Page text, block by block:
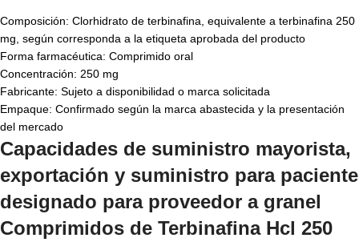
Composición: Clorhidrato de terbinafina, equivalente a terbinafina 250
mg, según corresponda a la etiqueta aprobada del producto
Forma farmacéutica: Comprimido oral
Concentración: 250 mg
Fabricante: Sujeto a disponibilidad o marca solicitada
Empaque: Confirmado según la marca abastecida y la presentación
del mercado
Capacidades de suministro mayorista,
exportación y suministro para paciente
designado para proveedor a granel
Comprimidos de Terbinafina Hcl 250